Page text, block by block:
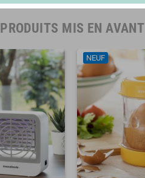
PRODUITS MIS EN AVANT
NEUF